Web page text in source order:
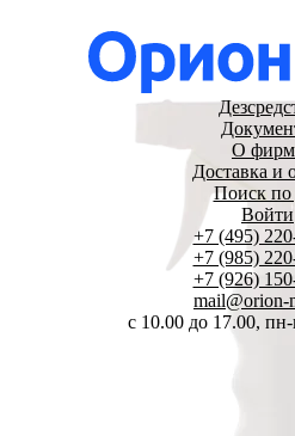
О
Доставка и
Поиск
Войти
+7 (495)
+7 (985)
+7 (926)
mail@orion-
c 10.00 до 17.00,